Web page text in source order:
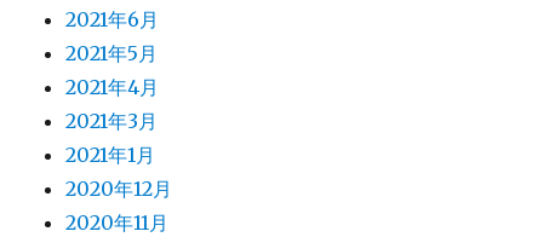
2021年6月
2021年5月
2021年4月
2021年3月
2021年1月
2020年12月
2020年11月